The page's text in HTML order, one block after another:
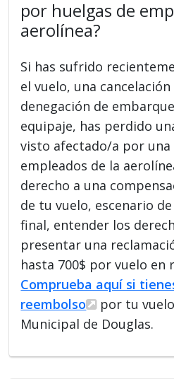
por huelgas de
aerolínea?
Si has sufrido
el vuelo, una
denegación de
equipaje, has perdido
visto afectado/a por una
empleados de la
derecho a una
de tu vuelo, escenario
final, entender los
presentar una
hasta 700$ por vuelo en
Comprueba aquí si
reembolso
por tu
Municipal de Douglas.